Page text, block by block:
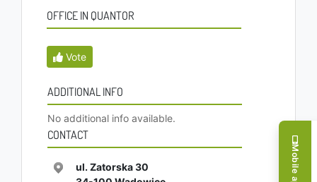
OFFICE IN QUANTOR
Vote
ADDITIONAL INFO
No additional info available.
CONTACT
ul. Zatorska 30